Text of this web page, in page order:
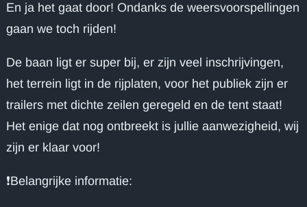
En ja het gaat door! Ondanks de weersvoorspellingen
gaan we toch rijden!
De baan ligt er super bij, er zijn veel inschrijvingen,
het terrein ligt in de rijplaten, voor het publiek zijn er
trailers met dichte zeilen geregeld en de tent staat!
Het enige dat nog ontbreekt is jullie aanwezigheid, wij
zijn er klaar voor!
❗️Belangrijke informatie: